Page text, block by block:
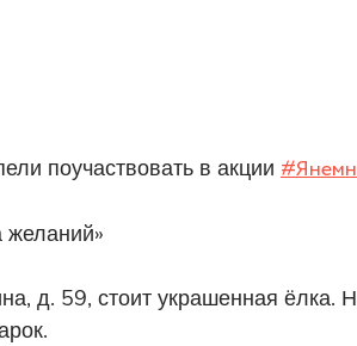
поучаствовать в акции
желаний»
д. 59, стоит украшенная